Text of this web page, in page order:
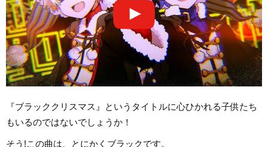
『ブラッククリスマス』というタイトルに心ひかれる子供たち
もいるのではないでしょうか！
そう!この曲は、とにかくブラックです。